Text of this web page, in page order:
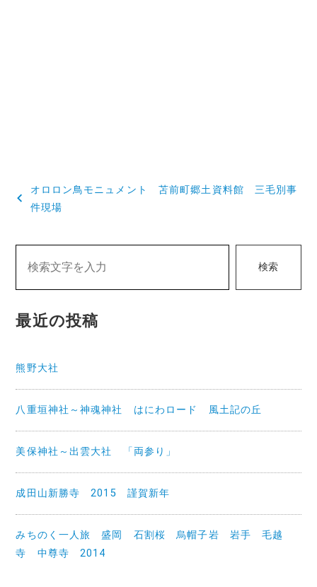
稿
ビ
ゲ
ー
ョ
ン
オロロン鳥モニュメント 苫前町郷土資料館 三毛別事
件現場
検索
最近の投稿
熊野大社
八重垣神社～神魂神社 はにわロード 風土記の丘
美保神社～出雲大社 「両参り」
成田山新勝寺 2015 謹賀新年
みちのく一人旅 盛岡 石割桜 烏帽子岩 岩手 毛越
寺 中尊寺 2014